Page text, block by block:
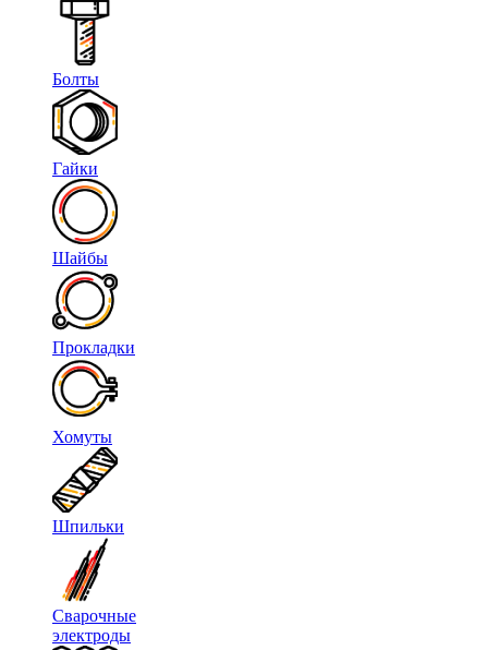
Болты
Гайки
Шайбы
Прокладки
Хомуты
Шпильки
Сварочные
электроды